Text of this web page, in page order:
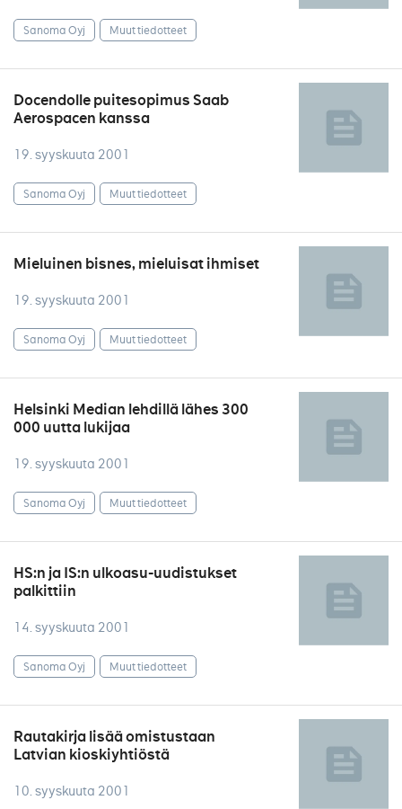
Sanoma Oyj Muut tiedotteet
Docendolle puitesopimus Saab
Aerospacen kanssa
19. syyskuuta 2001
Sanoma Oyj Muut tiedotteet
Mieluinen bisnes, mieluisat ihmiset
19. syyskuuta 2001
Sanoma Oyj Muut tiedotteet
Helsinki Median lehdillä lähes 300
000 uutta lukijaa
19. syyskuuta 2001
Sanoma Oyj Muut tiedotteet
HS:n ja IS:n ulkoasu-uudistukset
palkittiin
14. syyskuuta 2001
Sanoma Oyj Muut tiedotteet
Rautakirja lisää omistustaan
Latvian kioskiyhtiöstä
10. syyskuuta 2001